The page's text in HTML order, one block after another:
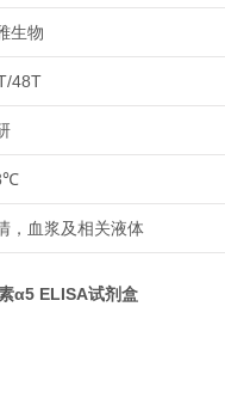
生物
48T
，血浆及相关液体
α5 ELISA试剂盒